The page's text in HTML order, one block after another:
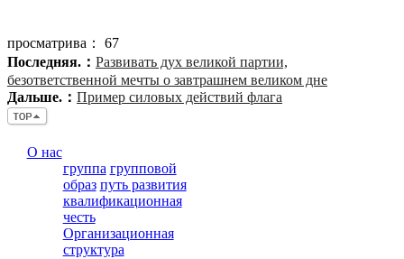
просматрива： 67
Последняя.： Развивать дух великой партии,
безответственной мечты о завтрашнем великом дне
Дальше.： Пример силовых действий флага
О нас
группа групповой
образ путь развития
квалификационная
честь
Организационная
структура